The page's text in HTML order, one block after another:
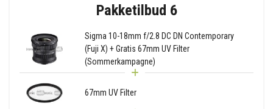
Pakketilbud 6
Sigma 10-18mm f/2.8 DC DN Contemporary
(Fuji X) + Gratis 67mm UV Filter
(Sommerkampagne)
67mm UV Filter